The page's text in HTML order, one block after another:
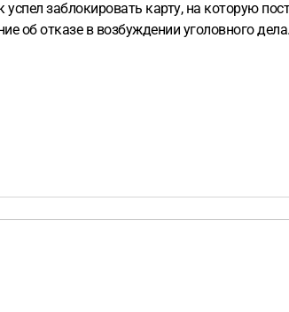
заблокировать карту, на которую
об отказе в возбуждении уголовного